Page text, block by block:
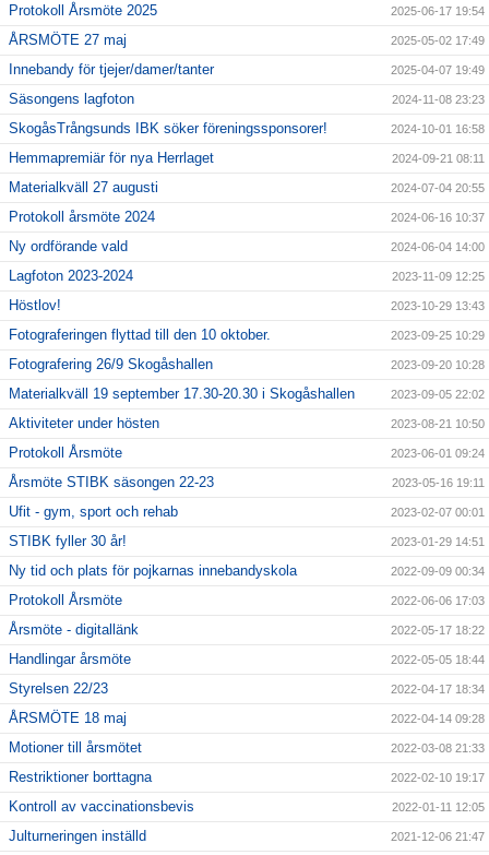
Protokoll Årsmöte 2025 2025-06-17 19:54
ÅRSMÖTE 27 maj 2025-05-02 17:49
Innebandy för tjejer/damer/tanter 2025-04-07 19:49
Säsongens lagfoton 2024-11-08 23:23
SkogåsTrångsunds IBK söker föreningssponsorer! 2024-10-01 16:58
Hemmapremiär för nya Herrlaget 2024-09-21 08:11
Materialkväll 27 augusti 2024-07-04 20:55
Protokoll årsmöte 2024 2024-06-16 10:37
Ny ordförande vald 2024-06-04 14:00
Lagfoton 2023-2024 2023-11-09 12:25
Höstlov! 2023-10-29 13:43
Fotograferingen flyttad till den 10 oktober. 2023-09-25 10:29
Fotografering 26/9 Skogåshallen 2023-09-20 10:28
Materialkväll 19 september 17.30-20.30 i Skogåshallen 2023-09-05 22:02
Aktiviteter under hösten 2023-08-21 10:50
Protokoll Årsmöte 2023-06-01 09:24
Årsmöte STIBK säsongen 22-23 2023-05-16 19:11
Ufit - gym, sport och rehab 2023-02-07 00:01
STIBK fyller 30 år! 2023-01-29 14:51
Ny tid och plats för pojkarnas innebandyskola 2022-09-09 00:34
Protokoll Årsmöte 2022-06-06 17:03
Årsmöte - digitallänk 2022-05-17 18:22
Handlingar årsmöte 2022-05-05 18:44
Styrelsen 22/23 2022-04-17 18:34
ÅRSMÖTE 18 maj 2022-04-14 09:28
Motioner till årsmötet 2022-03-08 21:33
Restriktioner borttagna 2022-02-10 19:17
Kontroll av vaccinationsbevis 2022-01-11 12:05
Julturneringen inställd 2021-12-06 21:47